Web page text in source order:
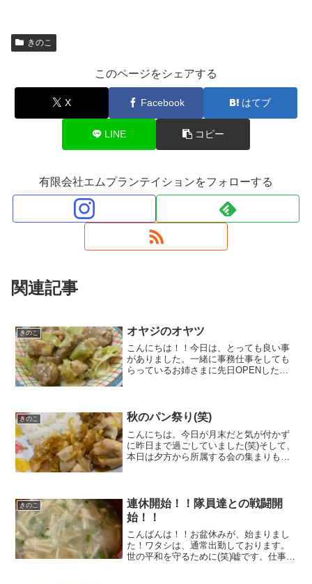
きのこ
このページをシェアする
X Facebook はてブ
LINE コピー
有限会社エムプランテイションをフォローする
関連記事
きのこ オヤジのオヤツ
こんにちは！！今日は、とっても良い事
がありました。一緒に事務仕事をしても
らっているお姉さまに先日OPENしたフ
て とっても美味...
きのこ 秋のパン祭り(笑)
こんにちは。今日が月末だと気が付かず
に昨日まで過ごしていました(笑)そして、
本日は夕方から所属する会の集まりもあ
て、、この辺...
きのこ
連休開始！！隊員達との戦闘開
始！！
こんばんは！！お盆休みが、始まりまし
た！ワタシは、通常出勤しております。
世の平和を守るために(笑)嘘です。仕事が